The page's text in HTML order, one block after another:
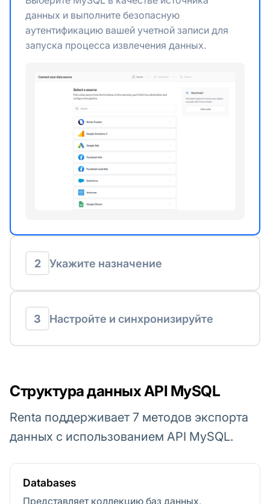
данных и выполните безопасную
аутентификацию вашей учетной записи для
запуска процесса извлечения данных.
2 Укажите назначение
3 Настройте и синхронизируйте
Структура данных API MySQL
Renta поддерживает 7 методов экспорта
данных с использованием API MySQL.
Databases
Представляет коллекцию баз данных,